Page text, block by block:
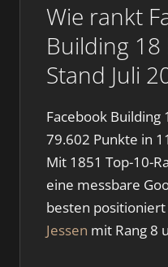
Wie rankt
Building 18
Stand Juli
Facebook Building
79.602 Punkte in
Mit 1851 Top-10-
eine messbare
besten
Jessen mit Rang 8